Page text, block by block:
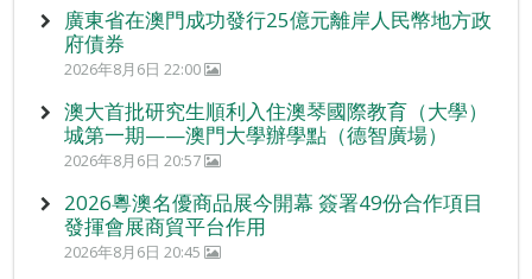
廣東省在澳門成功發行25億元離岸人民幣地方政
府債券
2026年8月6日 22:00
澳大首批研究生順利入住澳琴國際教育（大學）
城第一期——澳門大學辦學點（德智廣場）
2026年8月6日 20:57
2026粵澳名優商品展今開幕 簽署49份合作項目
發揮會展商貿平台作用
2026年8月6日 20:45